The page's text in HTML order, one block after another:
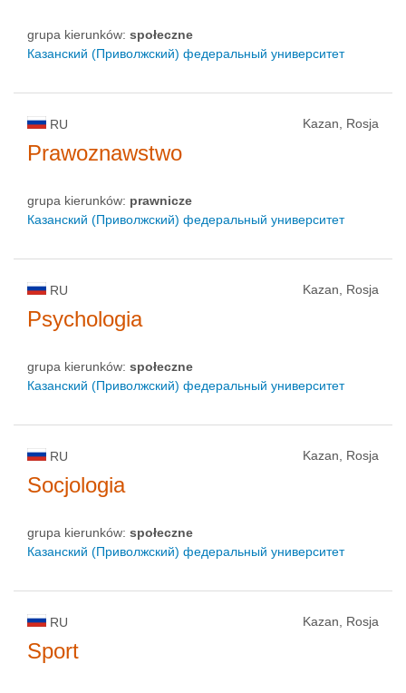
grupa kierunków: społeczne
Казанский (Приволжский) федеральный университет
RU Kazan, Rosja
Prawoznawstwo
grupa kierunków: prawnicze
Казанский (Приволжский) федеральный университет
RU Kazan, Rosja
Psychologia
grupa kierunków: społeczne
Казанский (Приволжский) федеральный университет
RU Kazan, Rosja
Socjologia
grupa kierunków: społeczne
Казанский (Приволжский) федеральный университет
RU Kazan, Rosja
Sport